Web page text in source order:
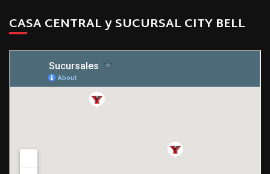
CASA CENTRAL y SUCURSAL CITY BELL